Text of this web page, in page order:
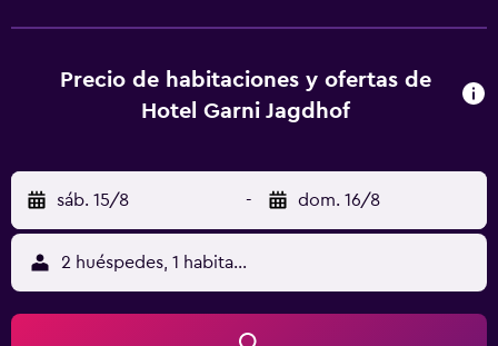
Precio de habitaciones y ofertas de
Hotel Garni Jagdhof
sáb. 15/8 - dom. 16/8
2 huéspedes, 1 habitación